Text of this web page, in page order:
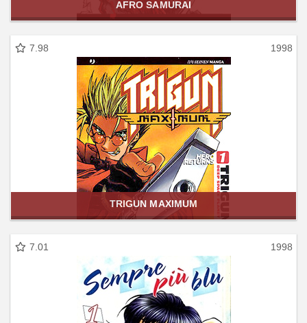
AFRO SAMURAI
7.98 1998
TRIGUN MAXIMUM
7.01 1998